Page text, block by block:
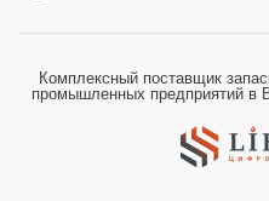
Комплексный поставщик
промышленных предприятий в